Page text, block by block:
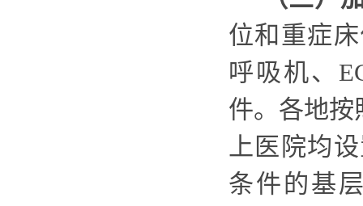
位和重症
呼吸机、
件。 各地按
上医院均
条件的基